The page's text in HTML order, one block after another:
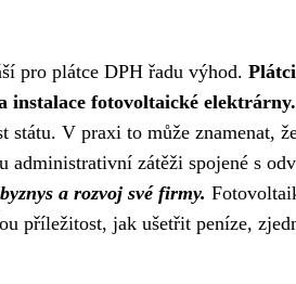
pro plátce DPH řadu výhod.
instalace fotovoltaické elektrárny.
státu. V praxi to může znamenat,
zátěži spojené s
a rozvoj své firmy.
příležitost, jak ušetřit peníze,